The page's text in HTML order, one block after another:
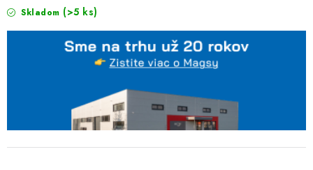
Skladom (>5 ks)